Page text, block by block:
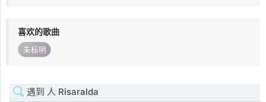
喜欢的歌曲
未标明
遇到 人 Risaralda